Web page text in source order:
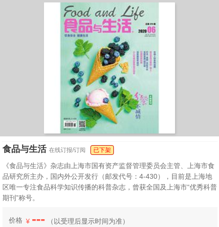
食品与生活在线订报/订阅 已下架
《食品与生活》杂志由上海市国有资产监督管理委员会主管、上海市食
品研究所主办，国内外公开发行（邮发代号：4-430），目前是上海地
区唯一专注食品科学知识传播的科普杂志，曾获全国及上海市“优秀科普
期刊”称号。
价格 ¥ --- （ 以受理后显示时间为准）